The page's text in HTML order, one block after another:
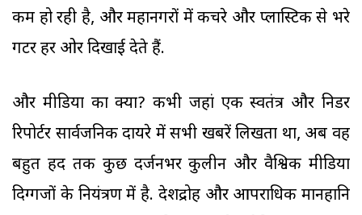
कम हो रही है, और महानगरों में कचरे और प्लास्टिक से भरे
गटर हर ओर दिखाई देते हैं.
और मीडिया का क्या? कभी जहां एक स्वतंत्र और निडर
रिपोर्टर सार्वजनिक दायरे में सभी खबरें लिखता था, अब वह
बहुत हद तक कुछ दर्जनभर कुलीन और वैश्विक मीडिया
दिग्गजों के नियंत्रण में है. देशद्रोह और आपराधिक मानहानि